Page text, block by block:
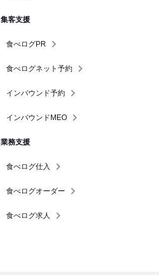
集客支援
食べログPR
食べログネット予約
インバウンド予約
インバウンドMEO
業務支援
食べログ仕入
食べログオーダー
食べログ求人